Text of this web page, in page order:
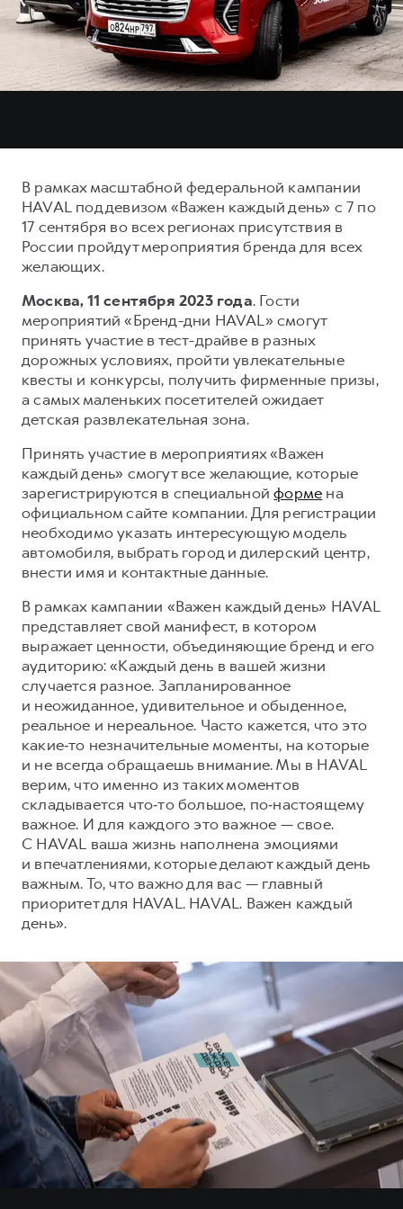
DARGO
от 3 199 000 ₽
DARGO X
от 3 499 000 ₽
от 2 899 000 ₽ от 3 599 000 ₽
POER
от 3 449 000 ₽
Тест-драйв
Трейд-ин
Кредитный калькулятор
Кредит
КОРПОРАТИВНЫМ КЛИЕНТАМ
Для малого бизнеса
Корпоративным клиентам
Крупным корпоративным клиентам
Система управления автопарком
Сервис для корпоративных клиентов
HAVAL Лизинг
АКСЕССУАРЫ HAVAL
Автомобильные аксессуары
Коллекция CITY
Коллекция Базовая
Коллекция Детская
СЕРВИСНОЕ ОБСЛУЖИВАНИЕ
Нулевое ТО
Программа «Помощь на дороге»
Электронный ПТС
ПОДДЕРЖКА
GWM Безопасность
Гарантия HAVAL
Мобильное приложение GWM
Программа «HAVAL Защита+»
Руководства по эксплуатации
Подписки
АКСЕССУАРЫ HAVAL
Автомобильные аксессуары
Коллекция CITY
Коллекция Базовая
Коллекция Детская
О дилере
Наша команда
Контакты
В рамках масштабной федеральной кампании
HAVAL под девизом «Важен каждый день» с 7 по
17 сентября во всех регионах присутствия в
России пройдут мероприятия бренда для всех
желающих.
Москва, 11 сентября 2023 года. Гости
мероприятий «Бренд-дни HAVAL» смогут
принять участие в тест-драйве в разных
дорожных условиях, пройти увлекательные
квесты и конкурсы, получить фирменные призы,
а самых маленьких посетителей ожидает
детская развлекательная зона.
Принять участие в мероприятиях «Важен
каждый день» смогут все желающие, которые
зарегистрируются в специальнойформе на
официальном сайте компании. Для регистрации
необходимо указать интересующую модель
автомобиля, выбрать город и дилерский центр,
внести имя и контактные данные.
В рамках кампании «Важен каждый день» HAVAL
представляет свой манифест, в котором
выражает ценности, объединяющие бренд и его
аудиторию: «Каждый день в вашей жизни
случается разное. Запланированное
и неожиданное, удивительное и обыденное,
реальное и нереальное. Часто кажется, что это
какие‑то незначительные моменты, на которые
и не всегда обращаешь внимание. Мы в HAVAL
верим, что именно из таких моментов
складывается что‑то большое, по‑настоящему
важное. И для каждого это важное — свое.
С HAVAL ваша жизнь наполнена эмоциями
и впечатлениями, которые делают каждый день
важным. То, что важно для вас — главный
приоритет для HAVAL. HAVAL. Важен каждый
день».